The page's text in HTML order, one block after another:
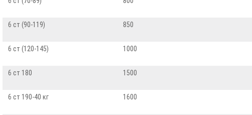
6 ст (90-119) 850
6 ст (120-145) 1000
6 ст 180 1500
6 ст 190-40 кг 1600